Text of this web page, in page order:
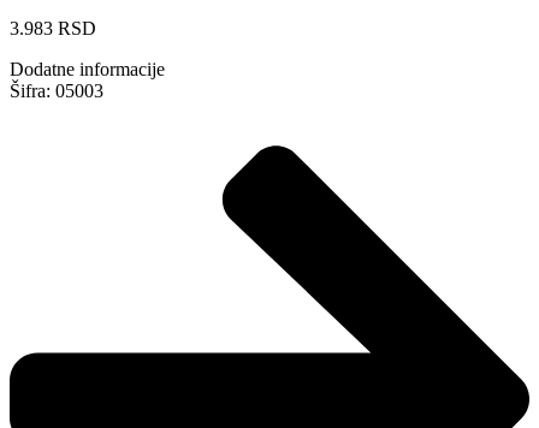
3.983 RSD
Dodatne informacije
Šifra: 05003